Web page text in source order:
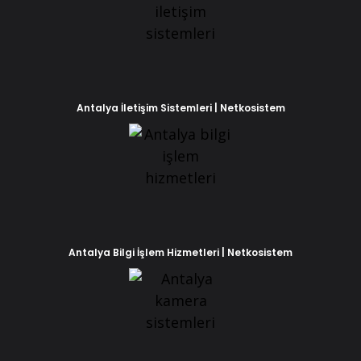
Antalya İletişim Sistemleri | Netkosistem
Antalya Bilgi İşlem Hizmetleri | Netkosistem